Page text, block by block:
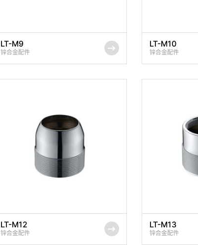
LT-M9
锌合金配件
LT-M10
锌合金配件
LT-M12
锌合金配件
LT-M13
锌合金配件